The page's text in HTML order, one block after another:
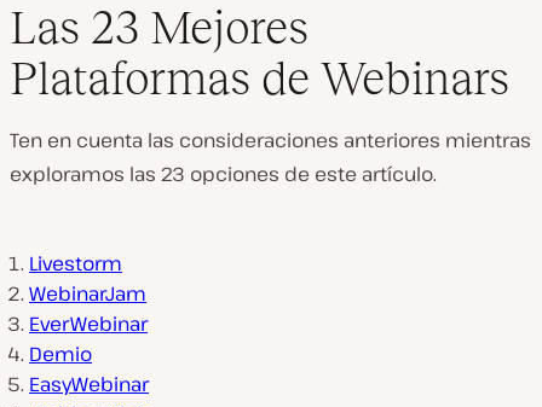
Las 23 Mejores
Plataformas de Webinars
Ten en cuenta las consideraciones anteriores mientras
exploramos las 23 opciones de este artículo.
Livestorm
WebinarJam
EverWebinar
Demio
EasyWebinar